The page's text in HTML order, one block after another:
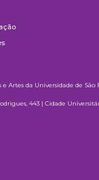
e Artes da Universidade de São
443 | Cidade